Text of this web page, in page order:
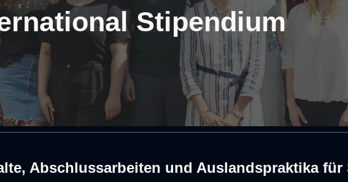
Stipendium
Abschlussarbeiten und Auslandspraktika für